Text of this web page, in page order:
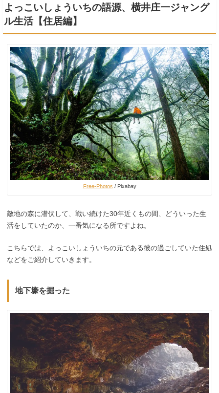
よっこいしょういちの語源、横井庄一ジャング
ル生活【住居編】
Free-Photos / Pixabay
敵地の森に潜伏して、戦い続けた30年近くもの間、どういった生
活をしていたのか、一番気になる所ですよね。
こちらでは、よっこいしょういちの元である彼の過ごしていた住処
などをご紹介していきます。
地下壕を掘った